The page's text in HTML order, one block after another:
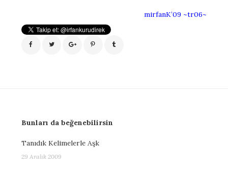
mirfanK’09 ~tr06~
Bunları da beğenebilirsin
Tanıdık Kelimelerle Aşk
29 Aralık 2009